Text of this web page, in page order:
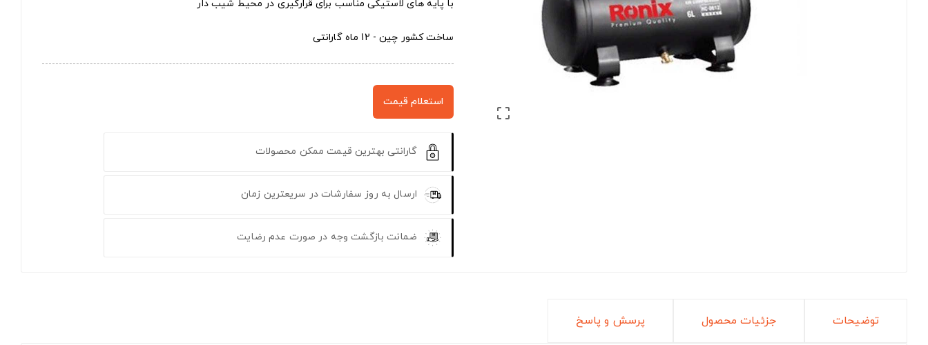

با پایه های لاستیکی مناسب برای قرارگیری در محیط شیب دار
ساخت کشور چین - 12 ماه گارانتی
استعلام قیمت
گارانتی بهترین قیمت ممکن محصولات
ارسال به روز سفارشات در سریعترین زمان
ضمانت بازگشت وجه در صورت عدم رضایت
توضیحات جزئیات محصول پرسش و پاسخ